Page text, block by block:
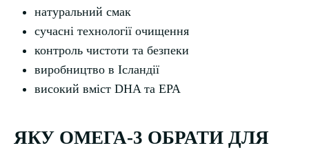
натуральний смак
сучасні технології очищення
контроль чистоти та безпеки
виробництво в Ісландії
високий вміст DHA та EPA
ЯКУ ОМЕГА-3 ОБРАТИ ДЛЯ